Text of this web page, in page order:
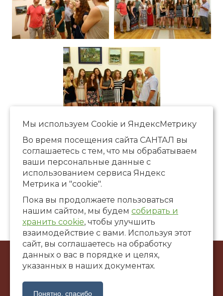
© ООО Художественная галерея «САНТАЛ», 2002-2026
г. Краснодар, ул. Коммунаров, 58
santalgallery@yandex.ru
Мы используем Сookie и ЯндексМетрику
Во время посещения сайта САНТАЛ вы
соглашаетесь с тем, что мы обрабатываем
ваши персональные данные с
использованием сервиса Яндекс
Метрика и "cookie".
Пока вы продолжаете пользоваться
нашим сайтом, мы будем собирать и
хранить cookie, чтобы улучшить
взаимодействие с вами. Используя этот
сайт, вы соглашаетесь на обработку
данных о вас в порядке и целях,
указанных в наших документах.
Понятно, спасибо